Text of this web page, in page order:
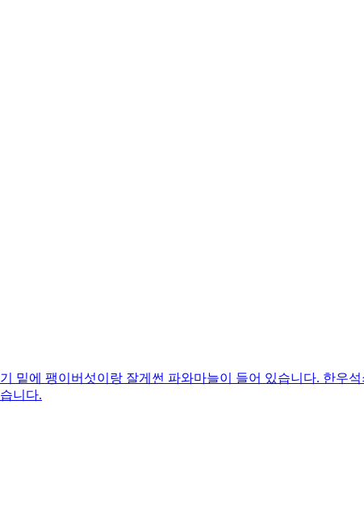
밑에 팽이버섯이랑 잘게썬 파와마늘이 들어 있습니다. 한우
니다.